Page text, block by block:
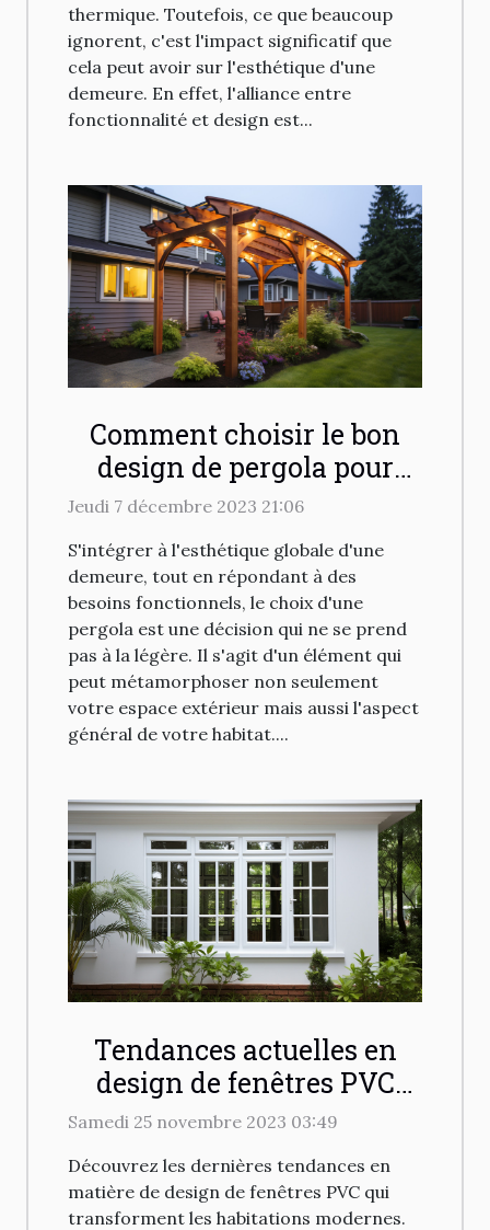
thermique. Toutefois, ce que beaucoup
ignorent, c'est l'impact significatif que
cela peut avoir sur l'esthétique d'une
demeure. En effet, l'alliance entre
fonctionnalité et design est...
Comment choisir le bon
design de pergola pour
harmoniser avec
l'architecture de votre
maison
Jeudi 7 décembre 2023 21:06
S'intégrer à l'esthétique globale d'une
demeure, tout en répondant à des
besoins fonctionnels, le choix d'une
pergola est une décision qui ne se prend
pas à la légère. Il s'agit d'un élément qui
peut métamorphoser non seulement
votre espace extérieur mais aussi l'aspect
général de votre habitat....
Tendances actuelles en
design de fenêtres PVC
pour les maisons
Samedi 25 novembre 2023 03:49
Découvrez les dernières tendances en
matière de design de fenêtres PVC qui
transforment les habitations modernes.